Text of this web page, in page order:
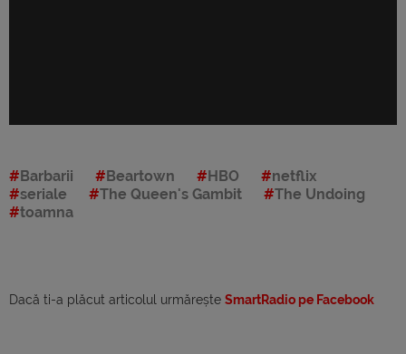
Barbarii Beartown HBO
netflix
seriale
The Queen's Gambit
The Undoing
toamna
Dacă ti-a plăcut articolul urmărește SmartRadio pe Facebook